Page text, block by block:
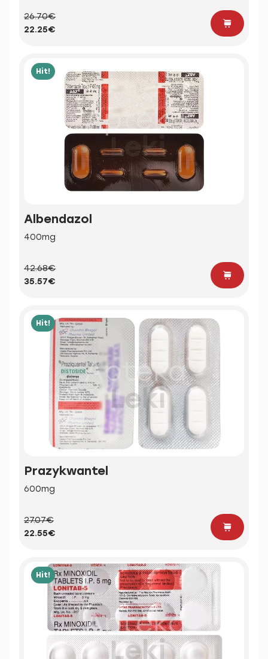
26.70€
22.25€
Hit!
Albendazol
400mg
42.68€
35.57€
Hit!
Prazykwantel
600mg
27.07€
22.55€
Hit!